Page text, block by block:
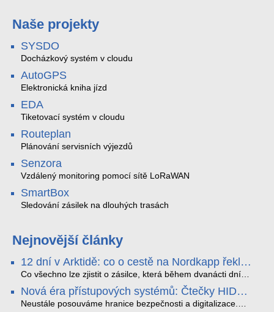
Naše projekty
SYSDO
Docházkový systém v cloudu
AutoGPS
Elektronická kniha jízd
EDA
Tiketovací systém v cloudu
Routeplan
Plánování servisních výjezdů
Senzora
Vzdálený monitoring pomocí sítě LoRaWAN
SmartBox
Sledování zásilek na dlouhých trasách
Nejnovější články
12 dní v Arktidě: co o cestě na Nordkapp řekla
data ze SMARTBOX 2 MAX
Co všechno lze zjistit o zásilce, která během dvanácti dní
projede Arktidou? SMARTBOX 2 MAX jsme vzali na trasu z
Tromsø přes Lofoty, Kirunu a finské Laponsko až na
Nordkapp. Bez jediného dobití, v mrazu až −13 °C a mimo
Nová éra přístupových systémů: Čtečky HID
Signo
Neustále posouváme hranice bezpečnosti a digitalizace.